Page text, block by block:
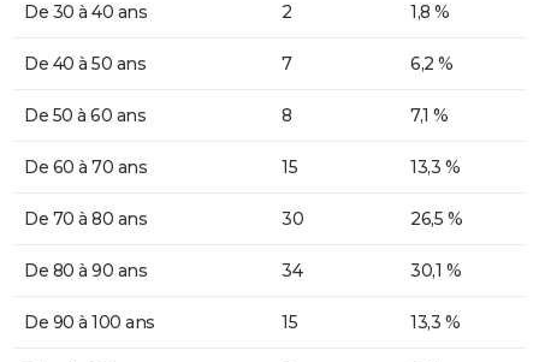
De 30 à 40 ans 2 1,8 %
De 40 à 50 ans 7 6,2 %
De 50 à 60 ans 8 7,1 %
De 60 à 70 ans 15 13,3 %
De 70 à 80 ans 30 26,5 %
De 80 à 90 ans 34 30,1 %
De 90 à 100 ans 15 13,3 %